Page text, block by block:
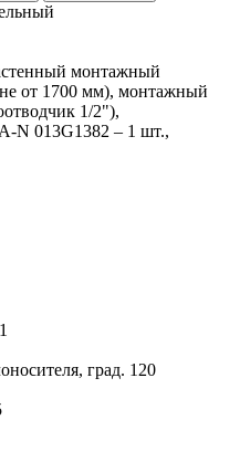
монтажный
от 1700 мм), монтажный
1/2"),
N 013G1382 – 1 шт.,
град. 120